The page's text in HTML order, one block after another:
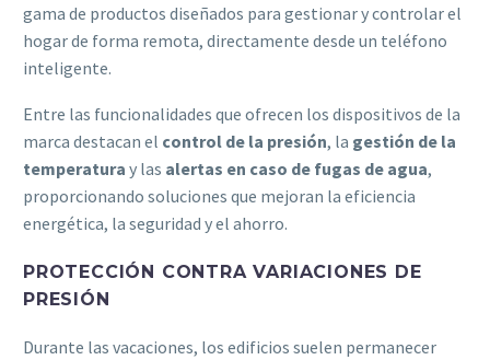
gama de productos diseñados para gestionar y controlar el
hogar de forma remota, directamente desde un teléfono
inteligente.
Entre las funcionalidades que ofrecen los dispositivos de la
marca destacan el control de la presión, la gestión de la
temperatura y las alertas en caso de fugas de agua,
proporcionando soluciones que mejoran la eficiencia
energética, la seguridad y el ahorro.
PROTECCIÓN CONTRA VARIACIONES DE
PRESIÓN
Durante las vacaciones, los edificios suelen permanecer